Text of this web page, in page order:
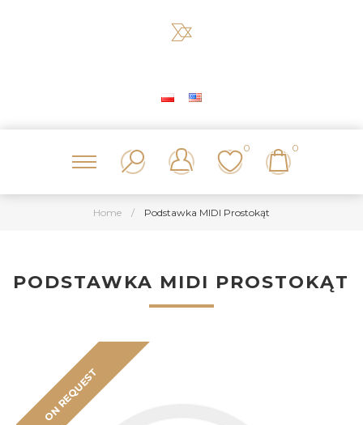
0 0
Home / Podstawka MIDI Prostokąt
PODSTAWKA MIDI PROSTOKĄT
ON REQUEST